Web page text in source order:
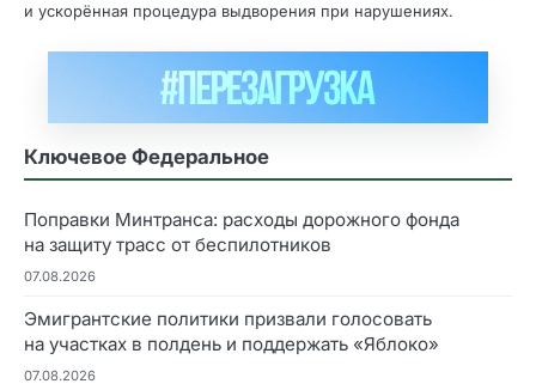
и ускорённая процедура выдворения при нарушениях.
Ключевое Федеральное
Поправки Минтранса: расходы дорожного фонда
на защиту трасс от беспилотников
07.08.2026
Эмигрантские политики призвали голосовать
на участках в полдень и поддержать «Яблоко»
07.08.2026